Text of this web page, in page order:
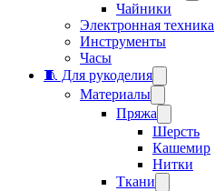
Чайники
Электронная техника
Инструменты
Часы
🧵 Для рукоделия
Материалы
Пряжа
Шерсть
Кашемир
Нитки
Ткани